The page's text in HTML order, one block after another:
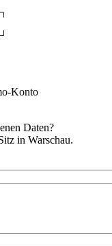
Konto
Daten?
in Warschau.